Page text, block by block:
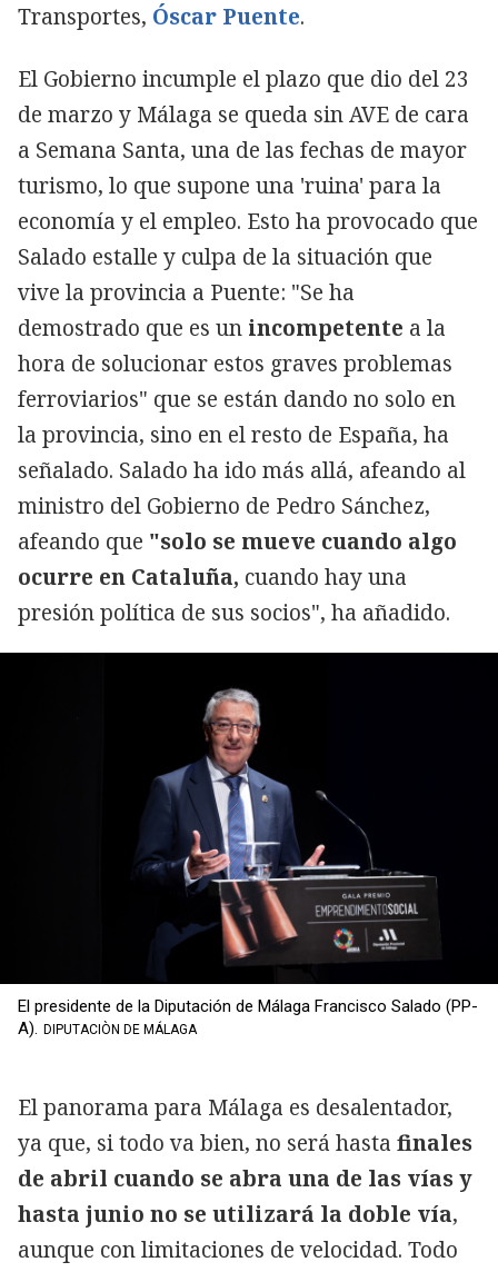
Transportes, Óscar Puente.
El Gobierno incumple el plazo que dio del 23
de marzo y Málaga se queda sin AVE de cara
a Semana Santa, una de las fechas de mayor
turismo, lo que supone una 'ruina' para la
economía y el empleo. Esto ha provocado que
Salado estalle y culpa de la situación que
vive la provincia a Puente: "Se ha
demostrado que es un incompetente a la
hora de solucionar estos graves problemas
ferroviarios" que se están dando no solo en
la provincia, sino en el resto de España, ha
señalado. Salado ha ido más allá, afeando al
ministro del Gobierno de Pedro Sánchez,
afeando que "solo se mueve cuando algo
ocurre en Cataluña, cuando hay una
presión política de sus socios", ha añadido.
El presidente de la Diputación de Málaga Francisco Salado (PP-
A). DIPUTACIÒN DE MÁLAGA
El panorama para Málaga es desalentador,
ya que, si todo va bien, no será hasta finales
de abril cuando se abra una de las vías y
hasta junio no se utilizará la doble vía,
aunque con limitaciones de velocidad. Todo